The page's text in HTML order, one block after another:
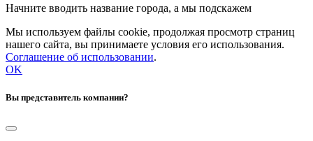
Начните вводить название города, а мы подскажем
Мы используем файлы cookie, продолжая просмотр страниц
нашего сайта, вы принимаете условия его использования.
Соглашение об использовании.
OK
Вы представитель компании?